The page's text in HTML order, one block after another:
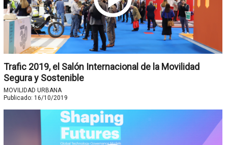
Trafic 2019, el Salón Internacional de la Movilidad
Segura y Sostenible
MOVILIDAD URBANA
Publicado: 16/10/2019